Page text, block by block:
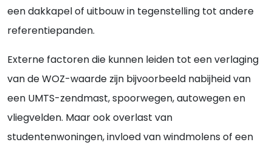
een dakkapel of uitbouw in tegenstelling tot andere
referentiepanden.
Externe factoren die kunnen leiden tot een verlaging
van de WOZ-waarde zijn bijvoorbeeld nabijheid van
een UMTS-zendmast, spoorwegen, autowegen en
vliegvelden. Maar ook overlast van
studentenwoningen, invloed van windmolens of een